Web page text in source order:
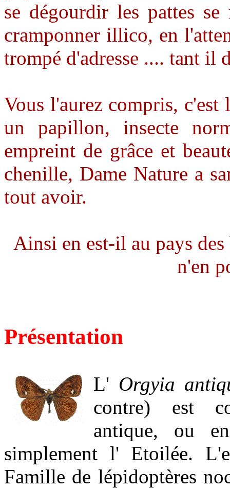
se dégourdir les pattes
cramponner illico, en
trompé d'adresse .... tant il
Vous l'aurez compris, c'est
un papillon, insecte
empreint de grâce et
chenille, Dame Nature a
tout avoir.
Ainsi en est-il au pays
n'en
Présentation
L' Orgyia
contre) est
antique, ou
simplement l' Etoilée.
Famille de lépidoptères